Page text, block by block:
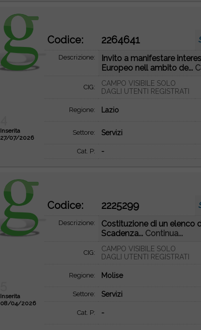
Codice: 2264641
Inserita
27/07/2026
Descrizione:
Invito a manifestare
Europeo nell ambito de...
CIG:
CAMPO VISIBILE SOLO
DAGLI UTENTI REGISTRATI
Regione: Lazio
Settore: Servizi
Cat. P: -
Codice: 2225299
Inserita
08/04/2026
Descrizione:
Costituzione di un elenco
Scadenza... Continua...
CIG:
CAMPO VISIBILE SOLO
DAGLI UTENTI REGISTRATI
Regione: Molise
Settore: Servizi
Cat. P: -